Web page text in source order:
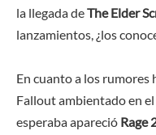
la llegada deThe Elder
lanzamientos, ¿los
En cuanto a los rumores
Fallout ambientado en
esperaba apareció Rage